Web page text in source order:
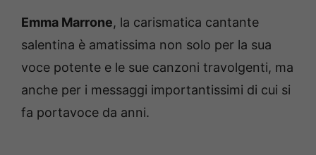
Emma Marrone, la carismatica cantante
salentina è amatissima non solo per la sua
voce potente e le sue canzoni travolgenti, ma
anche per i messaggi importantissimi di cui si
fa portavoce da anni.